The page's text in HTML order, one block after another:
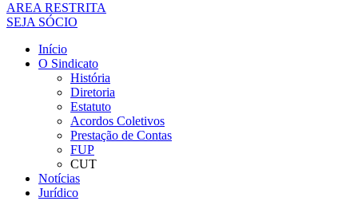
AREA RESTRITA
SEJA SÓCIO
Início
O Sindicato
História
Diretoria
Estatuto
Acordos Coletivos
Prestação de Contas
FUP
CUT
Notícias
Jurídico